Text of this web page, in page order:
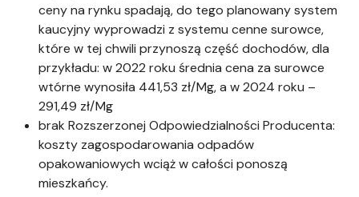
ceny na rynku spadają, do tego planowany system
kaucyjny wyprowadzi z systemu cenne surowce,
które w tej chwili przynoszą część dochodów, dla
przykładu: w 2022 roku średnia cena za surowce
wtórne wynosiła 441,53 zł/Mg, a w 2024 roku –
291,49 zł/Mg
brak Rozszerzonej Odpowiedzialności Producenta:
koszty zagospodarowania odpadów
opakowaniowych wciąż w całości ponoszą
mieszkańcy.